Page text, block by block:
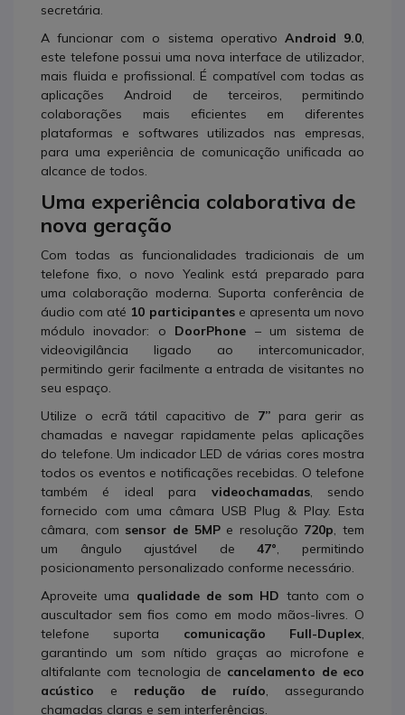
secretária.
A funcionar com o sistema operativo Android 9.0,
este telefone possui uma nova interface de utilizador,
mais fluida e profissional. É compatível com todas as
aplicações Android de terceiros, permitindo
colaborações mais eficientes em diferentes
plataformas e softwares utilizados nas empresas,
para uma experiência de comunicação unificada ao
alcance de todos.
Uma experiência colaborativa de
nova geração
Com todas as funcionalidades tradicionais de um
telefone fixo, o novo Yealink está preparado para
uma colaboração moderna. Suporta conferência de
áudio com até 10 participantese apresenta um novo
módulo inovador: o DoorPhone – um sistema de
videovigilância ligado ao intercomunicador,
permitindo gerir facilmente a entrada de visitantes no
seu espaço.
Utilize o ecrã tátil capacitivo de 7” para gerir as
chamadas e navegar rapidamente pelas aplicações
do telefone. Um indicador LED de várias cores mostra
todos os eventos e notificações recebidas. O telefone
também é ideal para videochamadas, sendo
fornecido com uma câmara USB Plug & Play. Esta
câmara, com sensor de 5MPe resolução 720p, tem
um ângulo ajustável de47°, permitindo
posicionamento personalizado conforme necessário.
Aproveite uma qualidade de som HD tanto com o
auscultador sem fios como em modo mãos-livres. O
telefone suporta comunicação Full-Duplex,
garantindo um som nítido graças ao microfone e
altifalante com tecnologia de cancelamento de eco
acústico e redução de ruído, assegurando
chamadas claras e sem interferências.